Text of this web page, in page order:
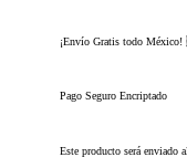
¡Envío Gratis todo
Pago Seguro Encriptado
Este producto será enviado